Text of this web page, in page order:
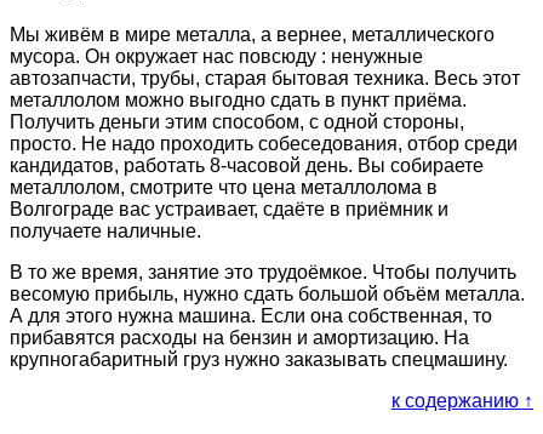
Мы живём в мире металла, а вернее, металлического
мусора. Он окружает нас повсюду : ненужные
автозапчасти, трубы, старая бытовая техника. Весь этот
металлолом можно выгодно сдать в пункт приёма.
Получить деньги этим способом, с одной стороны,
просто. Не надо проходить собеседования, отбор среди
кандидатов, работать 8-часовой день. Вы собираете
металлолом, смотрите что цена металлолома в
Волгограде вас устраивает, сдаёте в приёмник и
получаете наличные.
В то же время, занятие это трудоёмкое. Чтобы получить
весомую прибыль, нужно сдать большой объём металла.
А для этого нужна машина. Если она собственная, то
прибавятся расходы на бензин и амортизацию. На
крупногабаритный груз нужно заказывать спецмашину.
к содержанию ↑